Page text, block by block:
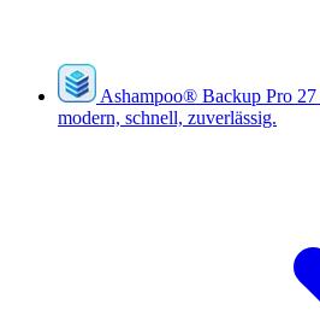
Ashampoo® Backup Pro 27
modern, schnell, zuverlässig.